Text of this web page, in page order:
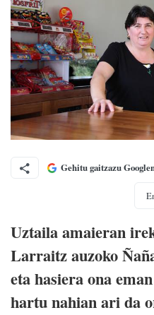
Gehitu gaitzazu
Uztaila amaieran
Larraitz auzoko
eta hasiera ona
hartu nahian ari da